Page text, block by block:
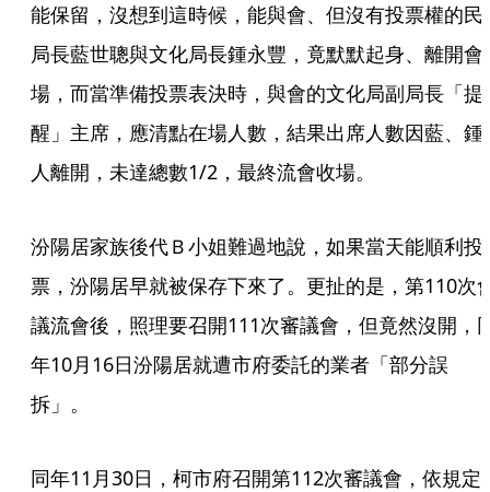
能保留，沒想到這時候，能與會、但沒有投票權的民
局長藍世聰與文化局長鍾永豐，竟默默起身、離開會
場，而當準備投票表決時，與會的文化局副局長「提
醒」主席，應清點在場人數，結果出席人數因藍、鍾
人離開，未達總數1/2，最終流會收場。
汾陽居家族後代Ｂ小姐難過地說，如果當天能順利投
票，汾陽居早就被保存下來了。更扯的是，第110次
議流會後，照理要召開111次審議會，但竟然沒開，
年10月16日汾陽居就遭市府委託的業者「部分誤
拆」。
同年11月30日，柯市府召開第112次審議會，依規定